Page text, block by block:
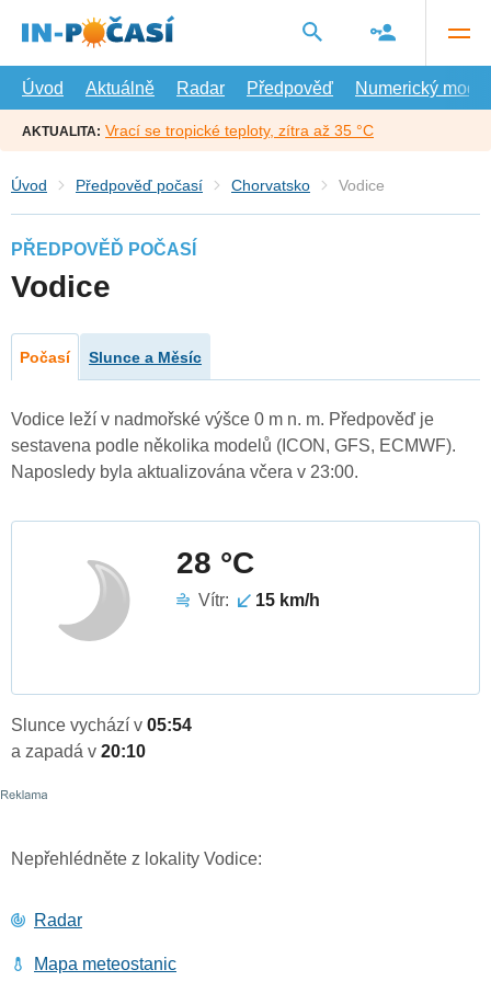
hlavní
Úvod
Aktuálně Radar Předpověď Numerický model
AKTUALITA: Vrací se tropické teploty, zítra až 35 °C
Úvod Předpověď počasí Chorvatsko Vodice
PŘEDPOVĚĎ POČASÍ
Vodice
Počasí Slunce a Měsíc
Vodice leží v nadmořské výšce 0 m n. m. Předpověď je
sestavena podle několika modelů (ICON, GFS, ECMWF).
Naposledy byla aktualizována včera v 23:00.
28 °C
Vítr: 15 km/h
Slunce vychází v 05:54
a zapadá v 20:10
Nepřehlédněte z lokality Vodice:
Radar
Mapa meteostanic